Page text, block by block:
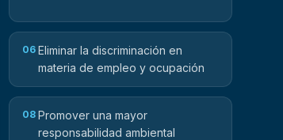
06 Eliminar la discriminación en
materia de empleo y ocupación
08 Promover una mayor
responsabilidad ambiental